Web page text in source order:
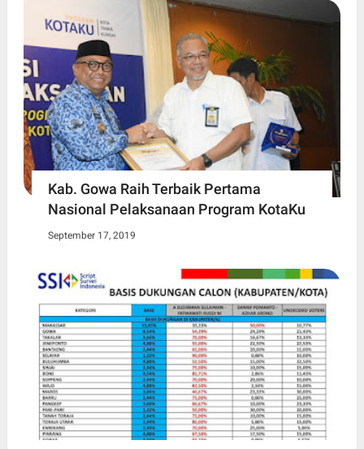
Kab. Gowa Raih Terbaik Pertama
Nasional Pelaksanaan Program KotaKu
September 17, 2019